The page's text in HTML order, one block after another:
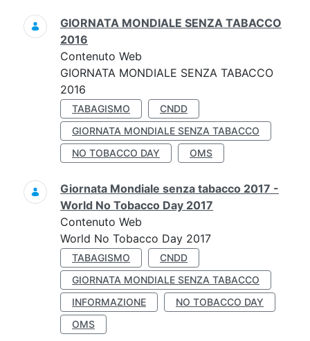
GIORNATA MONDIALE SENZA TABACCO
2016
Contenuto Web
GIORNATA MONDIALE SENZA TABACCO
2016
TABAGISMO
CNDD
GIORNATA MONDIALE SENZA TABACCO
NO TOBACCO DAY
OMS
Giornata Mondiale senza tabacco 2017 -
World No Tobacco Day 2017
Contenuto Web
World No Tobacco Day 2017
TABAGISMO
CNDD
GIORNATA MONDIALE SENZA TABACCO
INFORMAZIONE
NO TOBACCO DAY
OMS